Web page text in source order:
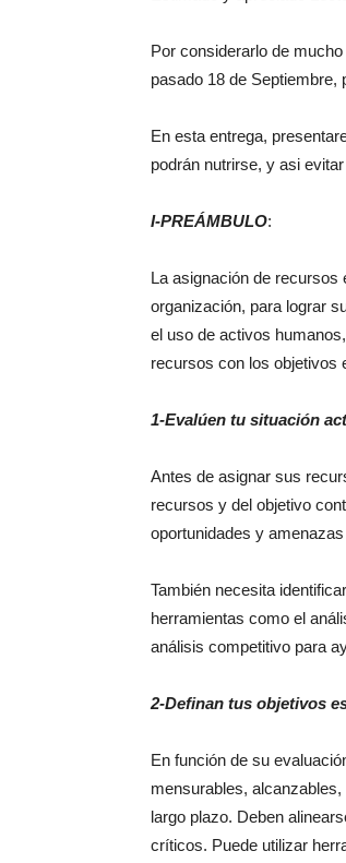
Por considerarlo de
pasado 18 de
En esta entrega,
podrán nutrirse, y asi
I-PREÁMBULO:
La asignación de
organización, para lograr
el uso de activos
recursos con los objetivos
1-Evalúen tu situación
Antes de asignar sus
recursos y del objetivo
oportunidades y
También necesita
herramientas como el
análisis competitivo para
2-Definan tus objetivos
En función de su
mensurables,
largo plazo. Deben
críticos. Puede utilizar